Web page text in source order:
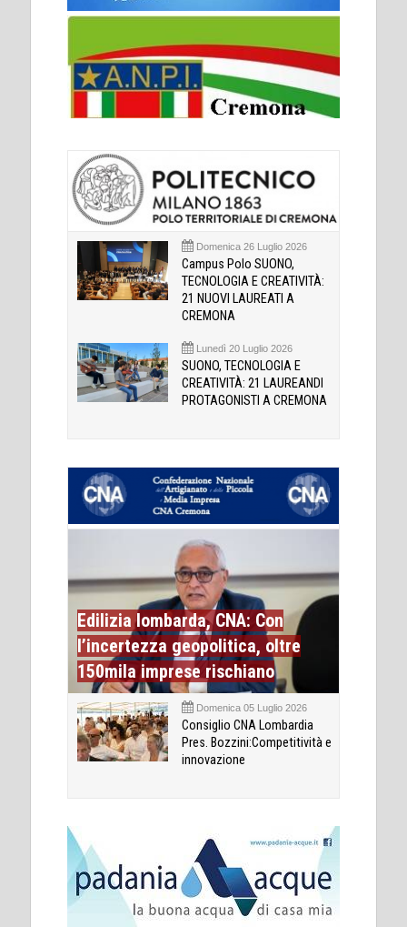
Domenica 26 Luglio 2026
Campus Polo SUONO,
TECNOLOGIA E CREATIVITÀ:
21 NUOVI LAUREATI A
CREMONA
Lunedì 20 Luglio 2026
SUONO, TECNOLOGIA E
CREATIVITÀ: 21 LAUREANDI
PROTAGONISTI A CREMONA
Edilizia lombarda, CNA: Con
l’incertezza geopolitica, oltre
150mila imprese rischiano
Domenica 05 Luglio 2026
Consiglio CNA Lombardia
Pres. Bozzini:Competitività e
innovazione